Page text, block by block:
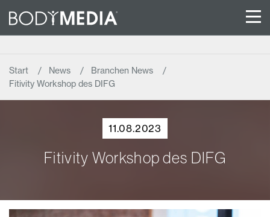
Start News
Branchen News
Fitivity Workshop des DIFG
11.08.2023
Fitivity Workshop des DIFG